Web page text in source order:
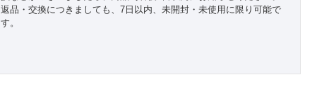
返品・交換につきましても、7日以内、未開封・未使用に限り可能で
す。